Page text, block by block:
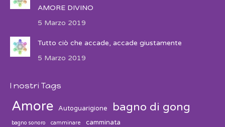
AMORE DIVINO
5 Marzo 2019
Tutto ciò che accade, accade giustamente
5 Marzo 2019
I nostri Tags
Amore Autoguarigione bagno di gong
bagno sonoro camminare camminata